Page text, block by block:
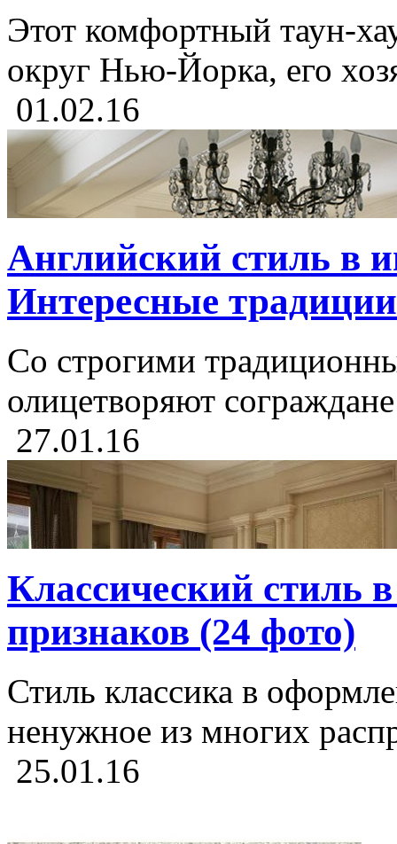
Этот комфортный таун-
округ Нью-Йорка, его
01.02.16
Английский стиль в
Интересные
Со строгими
олицетворяют
27.01.16
Классический стиль
признаков (24 фото)
Стиль классика в
ненужное из многих
25.01.16